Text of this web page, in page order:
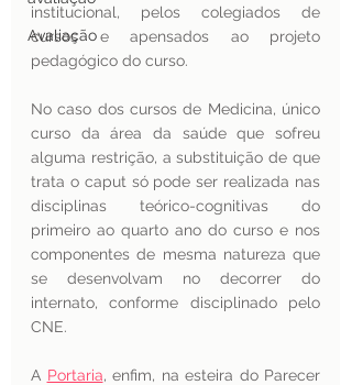
Avaliação
institucional, pelos colegiados de
cursos e apensados ao projeto
pedagógico do curso.
No caso dos cursos de Medicina, único
curso da área da saúde que sofreu
alguma restrição, a substituição de que
trata o caput só pode ser realizada nas
disciplinas teórico-cognitivas do
primeiro ao quarto ano do curso e nos
componentes de mesma natureza que
se desenvolvam no decorrer do
internato, conforme disciplinado pelo
CNE.
A Portaria, enfim, na esteira do Parecer